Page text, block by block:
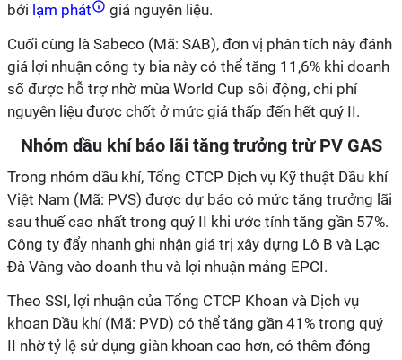
bởi lạm phát
giá nguyên liệu.
Cuối cùng là Sabeco (Mã: SAB), đơn vị phân tích này đánh
giá lợi nhuận công ty bia này có thể tăng 11,6% khi doanh
số được hỗ trợ nhờ mùa World Cup sôi động, chi phí
nguyên liệu được chốt ở mức giá thấp đến hết quý II.
Nhóm dầu khí báo lãi tăng trưởng trừ PV GAS
Trong nhóm dầu khí, Tổng CTCP Dịch vụ Kỹ thuật Dầu khí
Việt Nam (Mã: PVS) được dự báo có mức tăng trưởng lãi
sau thuế cao nhất trong quý II khi ước tính tăng gần 57%.
Công ty đẩy nhanh ghi nhận giá trị xây dựng Lô B và Lạc
Đà Vàng vào doanh thu và lợi nhuận mảng EPCI.
Theo SSI, lợi nhuận của Tổng CTCP Khoan và Dịch vụ
khoan Dầu khí (Mã: PVD) có thể tăng gần 41% trong quý
II nhờ tỷ lệ sử dụng giàn khoan cao hơn, có thêm đóng